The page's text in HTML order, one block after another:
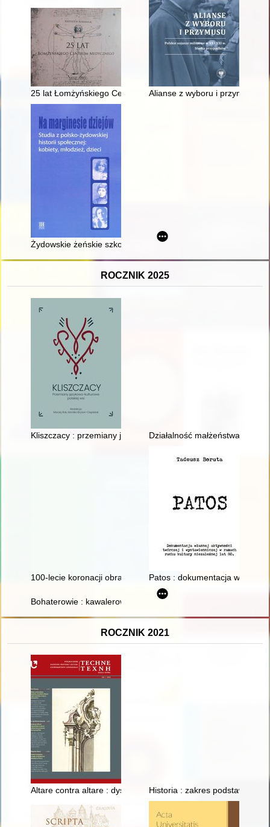
25 lat Łomżyńskiego Centrum MedycznegoAlianse z wyboru i przymusu :
Żydowskie żeńskie szkoły zawodowe w Drugiej
ROCZNIK 2025
Kliszczacy : przemiany językowo-kulturowe polskiej wsi
Działalność małżeństwa
100-lecie koronacji obrazu Matki Bożej Piekarskiej 1925-
Patos : dokumentacja własnej
Bohaterowie : kawalerowie Orderu Wojennego Virtuti Militari
ROCZNIK 2021
Altare contra altare : dysputa o kształcie ołtarza i o jego
Historia : zakres podstawowy :